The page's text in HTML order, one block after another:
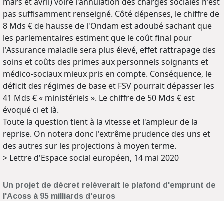
pas suffisamment renseigné. Côté dépenses, le chiffre de
8 Mds € de hausse de l'Ondam est adoubé sachant que
les parlementaires estiment que le coût final pour
l'Assurance maladie sera plus élevé, effet rattrapage des
soins et coûts des primes aux personnels soignants et
médico-sociaux mieux pris en compte. Conséquence, le
déficit des régimes de base et FSV pourrait dépasser les
41 Mds € « ministériels ». Le chiffre de 50 Mds € est
évoqué ci et là.
Toute la question tient à la vitesse et l'ampleur de la
reprise. On notera donc l'extrême prudence des uns et
des autres sur les projections à moyen terme.
> Lettre d'Espace social européen, 14 mai 2020
Un projet de décret relèverait le plafond d'emprunt de
l'Acoss à 95 milliards d'euros